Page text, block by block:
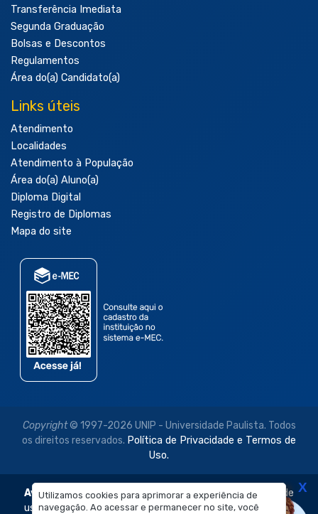
Utilizamos cookies para aprimorar a experiência de
navegação. Ao acessar e permanecer no site, você
Transferência Imediata
Segunda Graduação
Bolsas e Descontos
Regulamentos
Área do(a) Candidato(a)
Links úteis
Atendimento
Localidades
Atendimento à População
Área do(a) Aluno(a)
Diploma Digital
Registro de Diplomas
Mapa do site
Copyright© 1997-2026 UNIP - Universidade Paulista. Todos
os direitos reservados. Política de Privacidade e Termos de
Uso.
Aviso Legal: As imagens disponibilizadas neste site são de
uso exclusivo institucional do Sistema de Ensino Objetivo e
X